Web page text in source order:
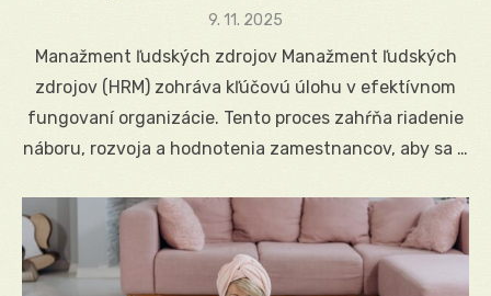
Posted
9. 11. 2025
Manažment ľudských zdrojov Manažment ľudských
zdrojov (HRM) zohráva kľúčovú úlohu v efektívnom
fungovaní organizácie. Tento proces zahŕňa riadenie
náboru, rozvoja a hodnotenia zamestnancov, aby sa …